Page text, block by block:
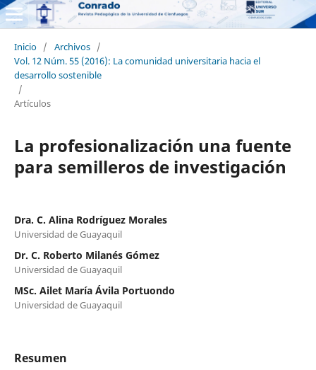
Inicio / Archivos /
Vol. 12 Núm. 55 (2016): La comunidad universitaria hacia el
desarrollo sostenible
/
Artículos
La profesionalización una fuente
para semilleros de investigación
Dra. C. Alina Rodríguez Morales
Universidad de Guayaquil
Dr. C. Roberto Milanés Gómez
Universidad de Guayaquil
MSc. Ailet María Ávila Portuondo
Universidad de Guayaquil
Resumen